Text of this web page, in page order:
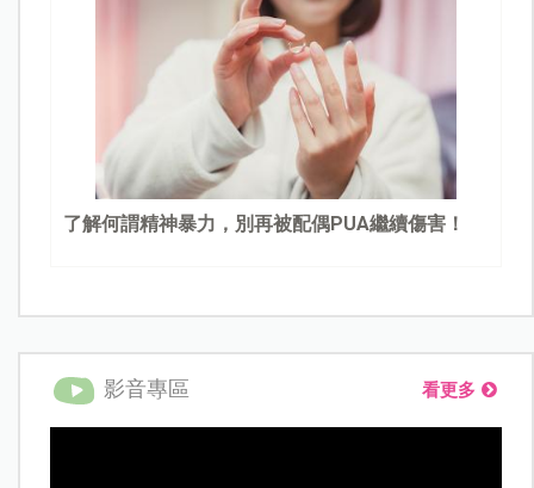
了解何謂精神暴力，別再被配偶PUA繼續傷害！
影音專區 看更多